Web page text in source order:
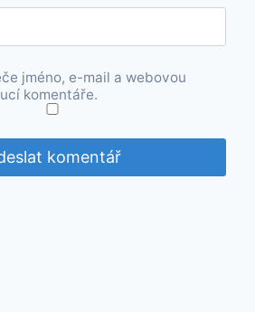
jméno, e-mail a webovou
komentáře.